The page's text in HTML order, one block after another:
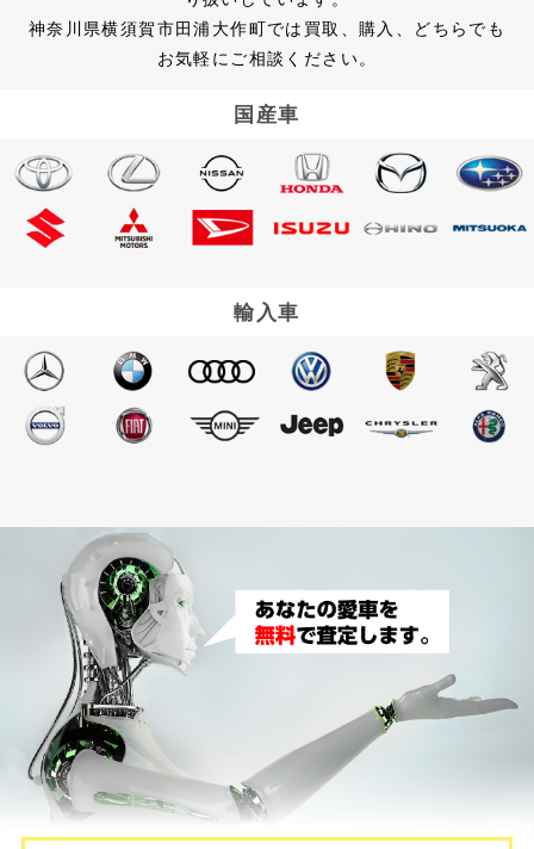
神奈川県横須賀市田浦大作町では買取、購入、どちらでも
お気軽にご相談ください。
国産車
輸入車